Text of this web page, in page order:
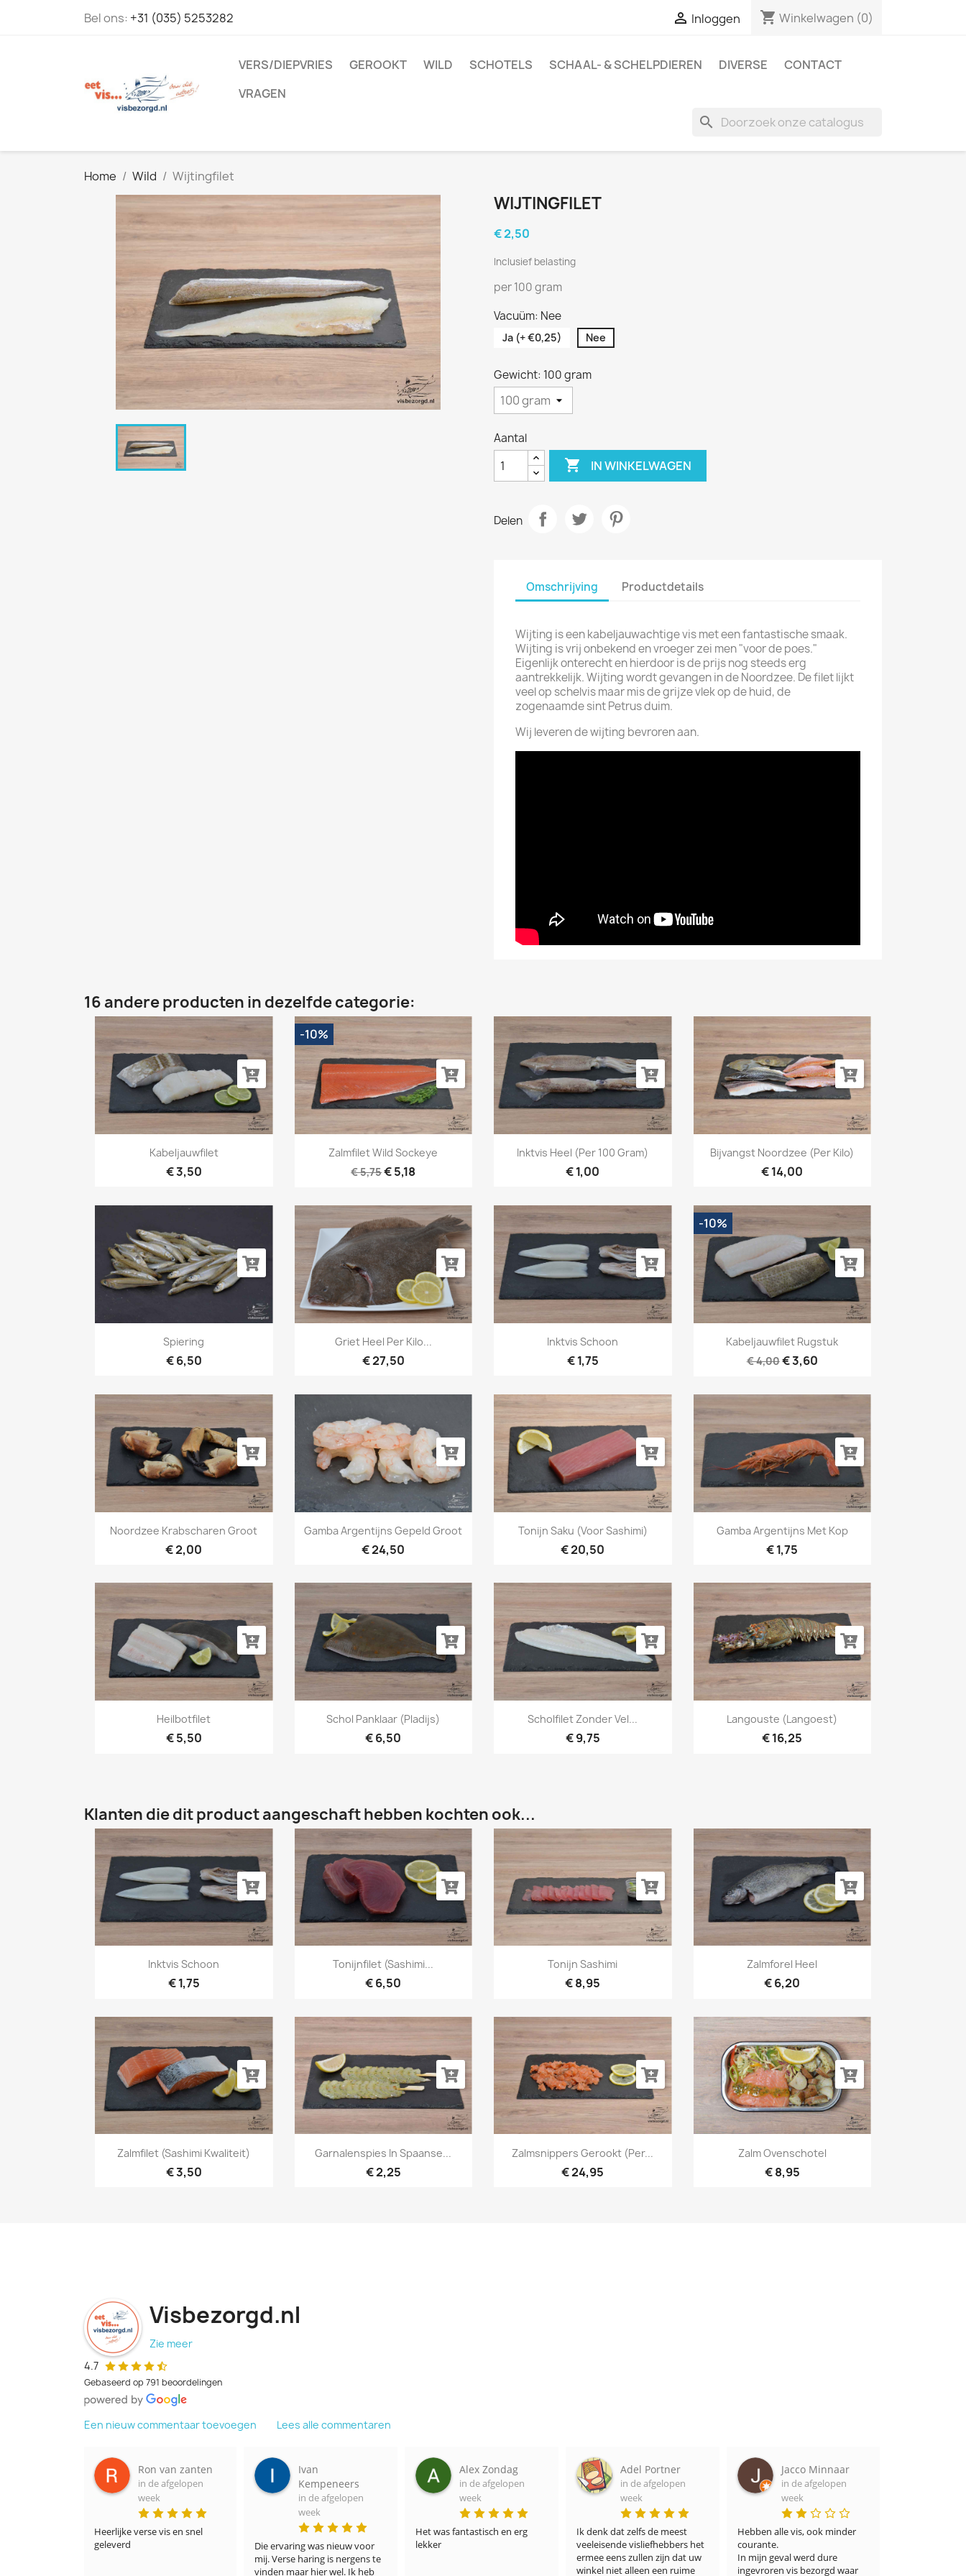
Bel ons: +31 (035) 5253282  Inloggen shopping_cart Winkelwagen (0)
VERS/DIEPVRIES GEROOKT WILD SCHOTELS SCHAAL- & SCHELPDIEREN DIVERSE
CONTACT
VRAGEN
search
Home Wild Wijtingfilet
WIJTINGFILET
€ 2,50
Inclusief belasting
per 100 gram
Vacuüm: Nee
Ja (+ €0,25) Nee
Gewicht: 100 gram
Aantal
 IN WINKELWAGEN
Delen
Omschrijving Productdetails
Wijting is een kabeljauwachtige vis met een fantastische smaak.
Wijting is vrij onbekend en vroeger zei men "voor de poes."
Eigenlijk onterecht en hierdoor is de prijs nog steeds erg
aantrekkelijk. Wijting wordt gevangen in de Noordzee. De filet lijkt
veel op schelvis maar mis de grijze vlek op de huid, de
zogenaamde sint Petrus duim.
Wij leveren de wijting bevroren aan.
16 andere producten in dezelfde categorie:
Snel bekijken
Kabeljauwfilet
€ 3,50
Snel bekijken
Zalmfilet Wild Sockeye
€ 5,75€ 5,18
-10%
Snel bekijken
Inktvis Heel (per 100 Gram)
€ 1,00
Snel bekijken
Bijvangst Noordzee (per Kilo)
€ 14,00
Snel bekijken
Spiering
€ 6,50
Snel bekijken
Griet Heel Per Kilo...
€ 27,50
Snel bekijken
Inktvis Schoon
€ 1,75
Snel bekijken
Kabeljauwfilet Rugstuk
€ 4,00€ 3,60
-10%
Snel bekijken
Noordzee Krabscharen Groot
€ 2,00
Snel bekijken
Gamba Argentijns Gepeld Groot
€ 24,50
Snel bekijken
Tonijn Saku (voor Sashimi)
€ 20,50
Snel bekijken
Gamba Argentijns Met Kop
€ 1,75
Snel bekijken
Heilbotfilet
€ 5,50
 Snel bekijken
Schol Panklaar (Pladijs)
€ 6,50
Snel bekijken
Scholfilet Zonder Vel...
€ 9,75
Snel bekijken
Langouste (langoest)
€ 16,25
Klanten die dit product aangeschaft hebben kochten ook...
Snel bekijken
Inktvis Schoon
€ 1,75
Snel bekijken
Tonijnfilet (sashimi...
€ 6,50
Snel bekijken
Tonijn Sashimi
€ 8,95
Snel bekijken
Zalmforel Heel
€ 6,20
Snel bekijken
Zalmfilet (sashimi Kwaliteit)
€ 3,50
Snel bekijken
Garnalenspies In Spaanse...
€ 2,25
Snel bekijken
Zalmsnippers Gerookt (per...
€ 24,95
Snel bekijken
Zalm Ovenschotel
€ 8,95
Visbezorgd.nl
Zie meer
4.7
Gebaseerd op 791 beoordelingen
Een nieuw commentaar toevoegen Lees alle commentaren
Ivan
Kempeneers
in de afgelopen
week
Die ervaring was nieuw voor
Alex Zondag
in de afgelopen
week
Het was fantastisch en erg
lekker
Adel Portner
in de afgelopen
week
Ik denk dat zelfs de meest
veeleisende visliefhebbers het
Jacco Minnaar
in de afgelopen
week
Hebben alle vis, ook minder
courante.
In mijn geval werd dure
ingevroren vis bezorgd waar
Ron van zanten
in de afgelopen
week
Heerlijke verse vis en snel
geleverd